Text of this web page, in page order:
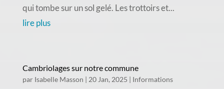
qui tombe sur un sol gelé. Les trottoirs et...
lire plus
Cambriolages sur notre commune
par Isabelle Masson | 20 Jan, 2025 | Informations